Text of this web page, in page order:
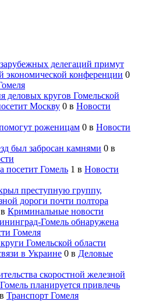
делегаций примут
экономической конференции 0
деловых кругов Гомельской
Москву 0 в Новости
роженицам 0 в Новости
был забросан камнями 0 в
посетит Гомель 1 в Новости
преступную группу,
дороги почти полтора
в Криминальные новости
Гомель обнаружена
Гомеля
Гомельской области
в Украине 0 в Деловые
скоростной железной
планируется привлечь
в Транспорт Гомеля